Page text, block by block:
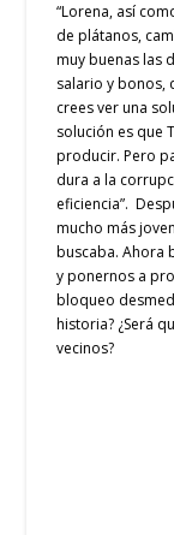
“Lorena, así
de plátanos,
muy buenas las
salario y bonos,
crees ver una
solución es que
producir. Pero
dura a la
eficiencia”.
mucho más
buscaba. Ahora
y ponernos a
bloqueo
historia? ¿Será
vecinos?